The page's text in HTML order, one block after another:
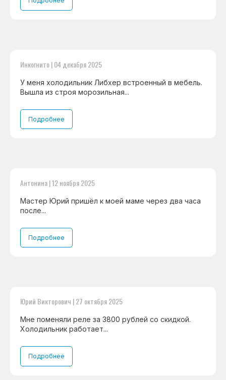
Инкогнито | 04 декабря 2025
У меня холодильник Либхер встроенный в мебель.
Вышла из строя морозильная...
Подробнее
Антонина | 12 ноября 2025
Мастер Юрий пришёл к моей маме через два часа
после...
Подробнее
Юрий Викторович | 27 октября 2025
Мне поменяли реле за 3800 рублей со скидкой.
Холодильник работает...
Подробнее